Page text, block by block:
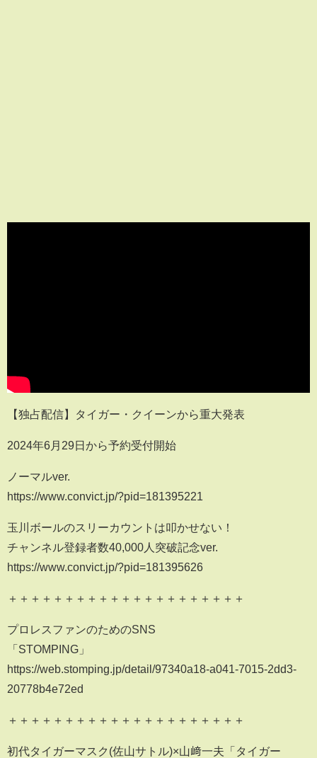
【独占配信】タイガー・クイーンから重大発表
2024年6月29日から予約受付開始
ノーマルver.
https://www.convict.jp/?pid=181395221
玉川ボールのスリーカウントは叩かせない！
チャンネル登録者数40,000人突破記念ver.
https://www.convict.jp/?pid=181395626
＋＋＋＋＋＋＋＋＋＋＋＋＋＋＋＋＋＋＋＋＋
プロレスファンのためのSNS
「STOMPING」
https://web.stomping.jp/detail/97340a18-a041-7015-2dd3-
20778b4e72ed
＋＋＋＋＋＋＋＋＋＋＋＋＋＋＋＋＋＋＋＋＋
初代タイガーマスク(佐山サトル)×山﨑一夫「タイガー